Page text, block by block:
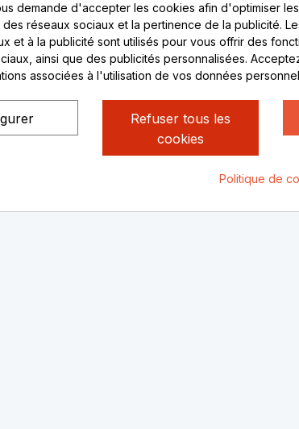
nous
Lundi au
8h - 16h
uniquement
vous
© Rhone Philatelie 2021
demande d'accepter les cookies afin d'optimiser
réseaux sociaux et la pertinence de la publicité.
et à la publicité sont utilisés pour vous offrir des
ainsi que des publicités personnalisées.
associées à l'utilisation de vos données
Refuser tous les
cookies
Politique de